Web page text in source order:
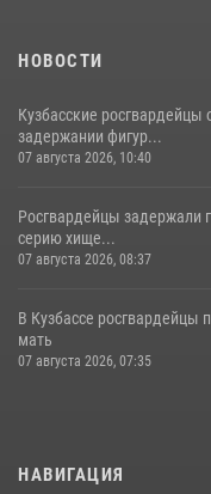
НОВОСТИ
Кузбасские
задержании фигур...
07 августа 2026, 10:40
Росгвардейцы задержали
серию хище...
07 августа 2026, 08:37
В Кузбассе росгвардейцы
мать
07 августа 2026, 07:35
НАВИГАЦИЯ